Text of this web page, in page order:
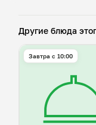
Другие блюда
Завтра c 10:00